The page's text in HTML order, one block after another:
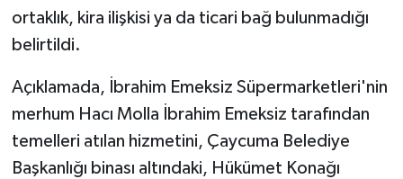
ortaklık, kira ilişkisi ya da ticari bağ bulunmadığı
belirtildi.
Açıklamada, İbrahim Emeksiz Süpermarketleri'nin
merhum Hacı Molla İbrahim Emeksiz tarafından
temelleri atılan hizmetini, Çaycuma Belediye
Başkanlığı binası altındaki, Hükümet Konağı
Resmi İlan
Sağlık
SİYASET